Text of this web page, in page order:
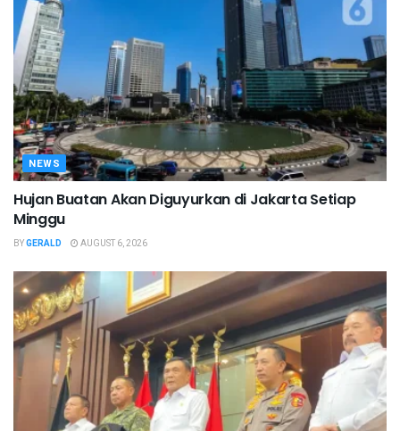
NEWS
Hujan Buatan Akan Diguyurkan di Jakarta Setiap
Minggu
BYGERALD AUGUST 6, 2026